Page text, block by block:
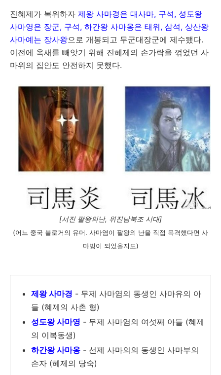
진혜제가 복위하자 제왕 사마경은 대사마, 구석, 성도왕
사마영은 장군, 구석, 하간왕 사마옹은 태위, 삼석, 상산왕
사마예는 장사왕으로 개봉되고 무군대장군에 제수됐다.
이전에 옥새를 빼앗기 위해 진혜제의 손가락을 꺾었던 사
마위의 집안도 안전하지 못했다.
[서진 팔왕의난, 위진남북조 시대]
(어느 중국 블로거의 유머. 사마염이 팔왕의 난을 직접 목격했다면 사
마빙이 되었을지도)
제왕 사마경 - 무제 사마염의 동생인 사마유의 아
들 (혜제의 사촌 형)
성도왕 사마영 - 무제 사마염의 여섯째 아들 (혜제
의 이복동생)
하간왕 사마옹 - 선제 사마의의 동생인 사마부의
손자 (혜제의 당숙)